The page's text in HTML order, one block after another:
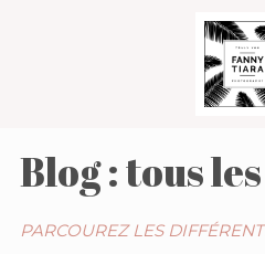
Blog : tous
PARCOUREZ LES